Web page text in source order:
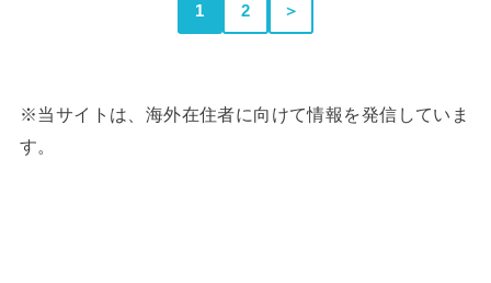
1 2 ＞
※当サイトは、海外在住者に向けて情報を発信していま
す。